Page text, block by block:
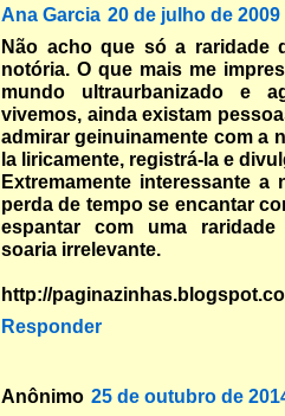
Ana Garcia 20 de julho de 2009
Não acho que só a raridade
notória. O que mais me
mundo ultraurbanizado e
vivemos, ainda existam
admirar geinuinamente com a
la liricamente, registrá-la e
Extremamente interessante a
perda de tempo se encantar
espantar com uma
soaria irrelevante.
http://
Responder
Anônimo 25 de outubro de